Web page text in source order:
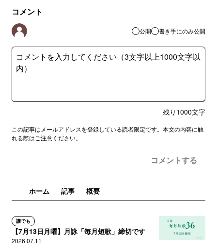
コメント
公開 書き手にのみ公開
残り 1000文字
この記事はメールアドレスを登録している読者限定です。本文の内容に触
れる際はご注意ください。
コメントする
ホーム 記事 概要
誰でも
【7月13日月曜】月詠「毎月短歌」締切です
2026.07.11